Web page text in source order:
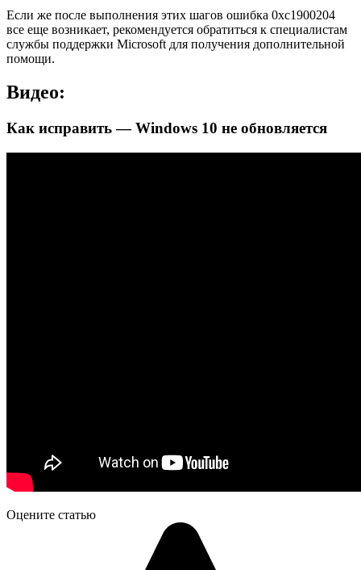
Если же после выполнения этих шагов ошибка 0xc1900204
все еще возникает, рекомендуется обратиться к специалистам
службы поддержки Microsoft для получения дополнительной
помощи.
Видео:
Как исправить — Windows 10 не обновляется
Оцените статью